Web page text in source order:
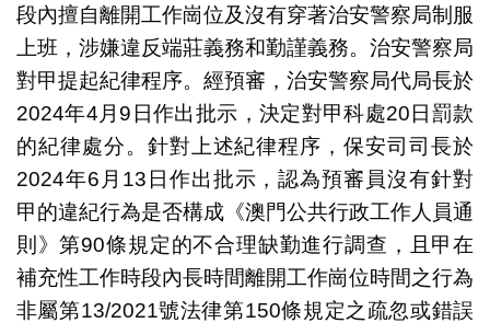
段內擅自離開工作崗位及沒有穿著治安警察局制服
上班，涉嫌違反端莊義務和勤謹義務。治安警察局
對甲提起紀律程序。經預審，治安警察局代局長於
2024年4月9日作出批示，決定對甲科處20日罰款
的紀律處分。針對上述紀律程序，保安司司長於
2024年6月13日作出批示，認為預審員沒有針對
甲的違紀行為是否構成《澳門公共行政工作人員通
則》第90條規定的不合理缺勤進行調查，且甲在
補充性工作時段內長時間離開工作崗位時間之行為
非屬第13/2021號法律第150條規定之疏忽或錯誤